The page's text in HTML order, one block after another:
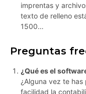
imprentas y
texto de relleno
1500…
Preguntas
¿Qué es el
¿Alguna vez te
facilidad la